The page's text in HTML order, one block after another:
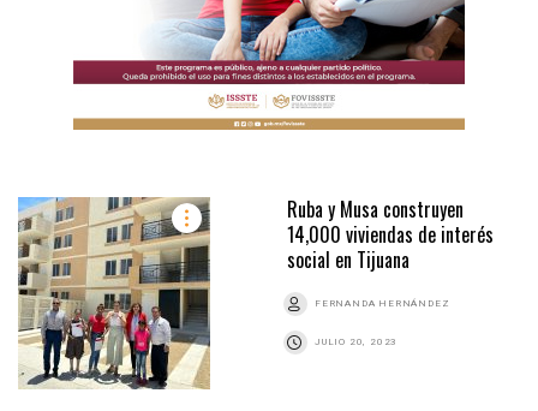
Ruba y Musa construyen
14,000 viviendas de interés
social en Tijuana
FERNANDA HERNÁNDEZ
JULIO 20, 2023